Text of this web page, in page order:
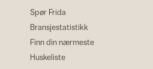
Spør Frida
Bransjestatistikk
Finn din nærmeste
Huskeliste